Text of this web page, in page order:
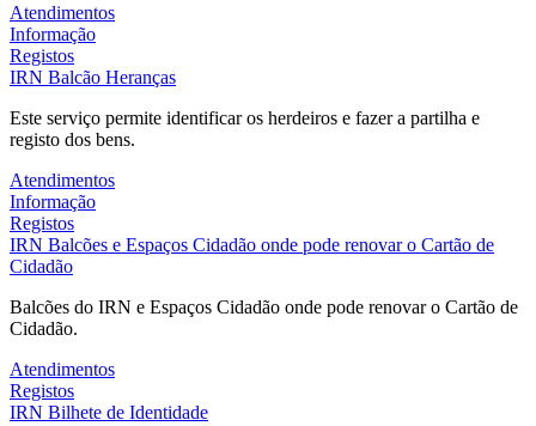
Atendimentos
Informação
Registos
IRN Balcão Heranças
Este serviço permite identificar os herdeiros e fazer a partilha e
registo dos bens.
Atendimentos
Informação
Registos
IRN Balcões e Espaços Cidadão onde pode renovar o Cartão de
Cidadão
Balcões do IRN e Espaços Cidadão onde pode renovar o Cartão de
Cidadão.
Atendimentos
Registos
IRN Bilhete de Identidade